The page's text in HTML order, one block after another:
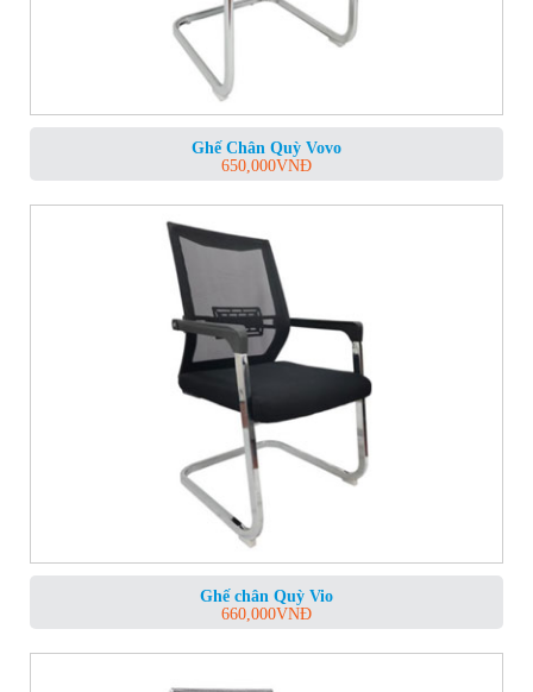
Ghế Chân Quỳ Vovo
650,000VNĐ
Ghế chân Quỳ Vio
660,000VNĐ